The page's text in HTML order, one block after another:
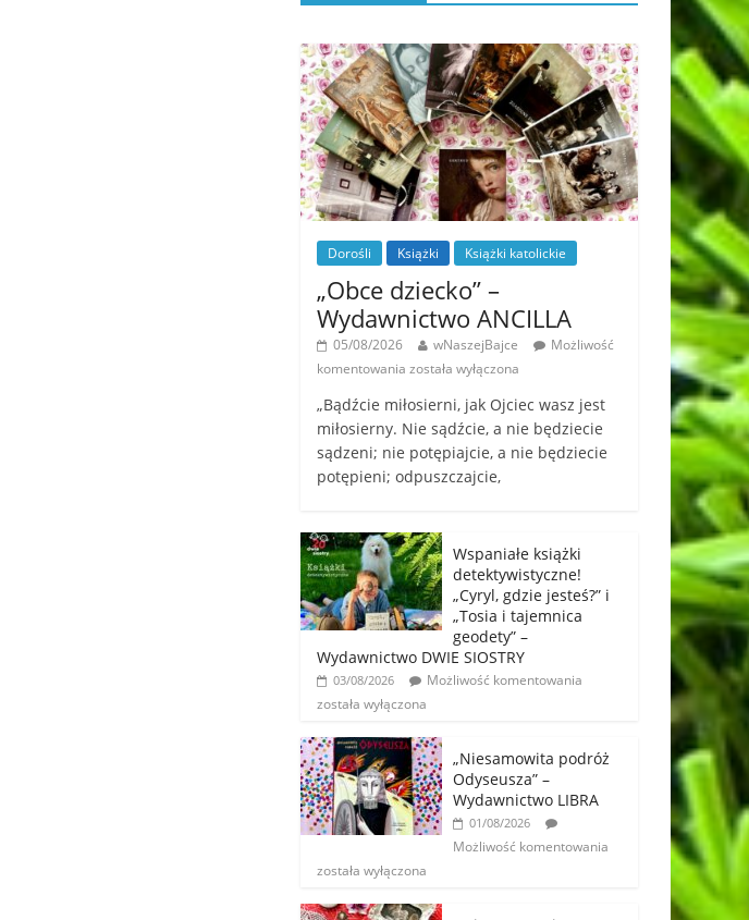
Dorośli Książki Książki katolickie
„Obce dziecko” –
Wydawnictwo ANCILLA
05/08/2026 wNaszejBajce
Możliwość
komentowania została wyłączona
„Bądźcie miłosierni, jak Ojciec wasz jest
miłosierny. Nie sądźcie, a nie będziecie
sądzeni; nie potępiajcie, a nie będziecie
potępieni; odpuszczajcie,
Wspaniałe książki
detektywistyczne!
„Cyryl, gdzie jesteś?” i
„Tosia i tajemnica
geodety” –
Wydawnictwo DWIE SIOSTRY
03/08/2026
Możliwość komentowania
została wyłączona
„Niesamowita podróż
Odyseusza” –
Wydawnictwo LIBRA
01/08/2026
Możliwość komentowania
została wyłączona